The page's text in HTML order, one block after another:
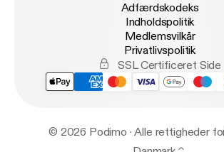
Adfærdskodeks
Indholdspolitik
Medlemsvilkår
Privatlivspolitik
SSL Certificeret Side
© 2026 Podimo · Alle rettigheder